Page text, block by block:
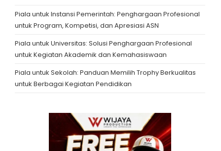
Piala untuk Instansi Pemerintah: Penghargaan Profesional
untuk Program, Kompetisi, dan Apresiasi ASN
Piala untuk Universitas: Solusi Penghargaan Profesional
untuk Kegiatan Akademik dan Kemahasiswaan
Piala untuk Sekolah: Panduan Memilih Trophy Berkualitas
untuk Berbagai Kegiatan Pendidikan